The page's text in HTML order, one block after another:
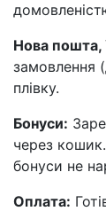
Нова
замовлення
плівку.
Бонуси:
через
бонуси не
Оплата: